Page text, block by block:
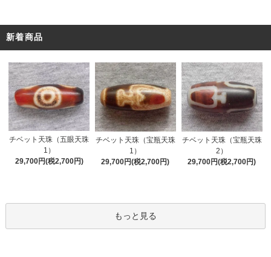
新着商品
チベット天珠（五眼天珠
1）
29,700円(税2,700円)
チベット天珠（宝瓶天珠
1）
29,700円(税2,700円)
チベット天珠（宝瓶天珠
2）
29,700円(税2,700円)
もっと見る